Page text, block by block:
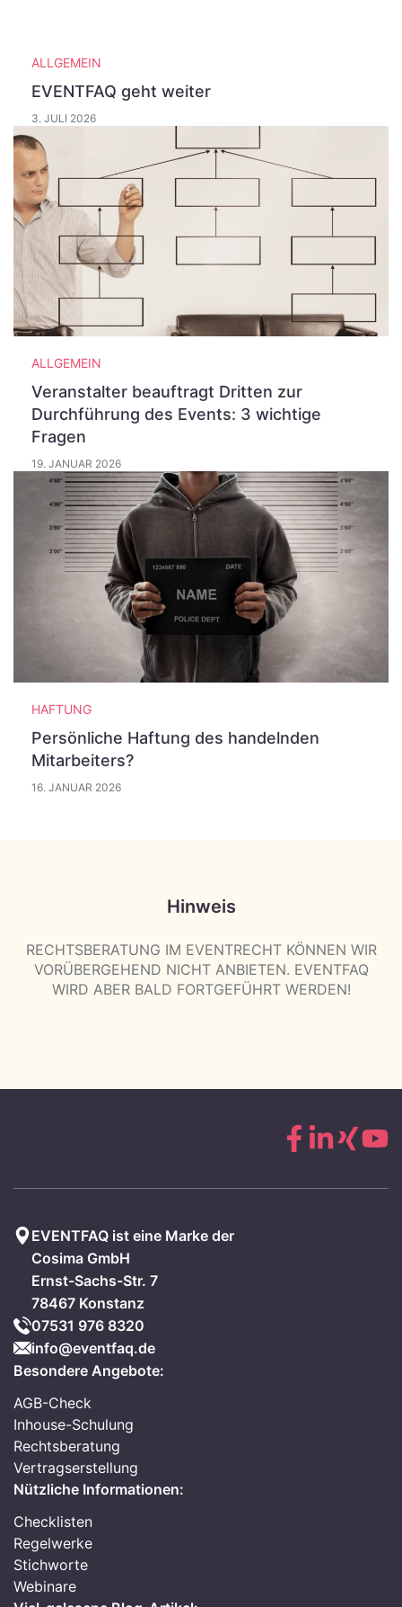
ALLGEMEIN
EVENTFAQ geht weiter
3. JULI 2026
ALLGEMEIN
Veranstalter beauftragt Dritten zur
Durchführung des Events: 3 wichtige
Fragen
19. JANUAR 2026
HAFTUNG
Persönliche Haftung des handelnden
Mitarbeiters?
16. JANUAR 2026
Hinweis
RECHTSBERATUNG IM EVENTRECHT KÖNNEN WIR
VORÜBERGEHEND NICHT ANBIETEN. EVENTFAQ
WIRD ABER BALD FORTGEFÜHRT WERDEN!
EVENTFAQ ist eine Marke der
Cosima GmbH
Ernst-Sachs-Str. 7
78467 Konstanz
07531 976 8320
info@eventfaq.de
Besondere Angebote:
AGB-Check
Inhouse-Schulung
Rechtsberatung
Vertragserstellung
Nützliche Informationen:
Checklisten
Regelwerke
Stichworte
Webinare